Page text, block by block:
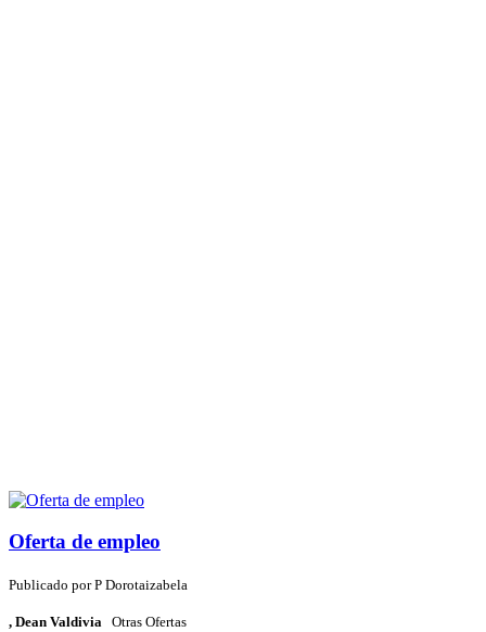
Oferta de empleo
Publicado porP Dorotaizabela
, Dean Valdivia Otras Ofertas